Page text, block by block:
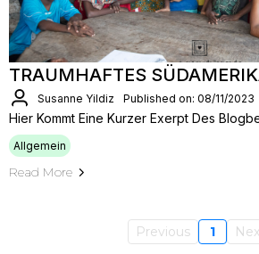
TRAUMHAFTES
Susanne Yildiz Published on: 08/11/2023
Hier Kommt Eine Kurzer Exerpt Des
Allgemein
Read More
Previous 1